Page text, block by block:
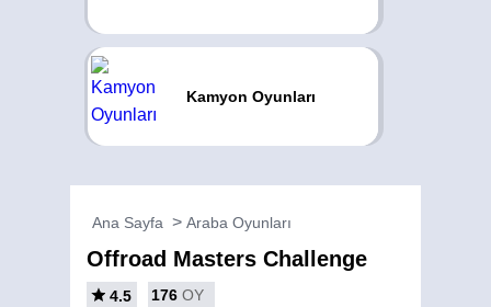
Kamyon Oyunları
Ana Sayfa Araba Oyunları
Offroad Masters Challenge
4.5 176 OY